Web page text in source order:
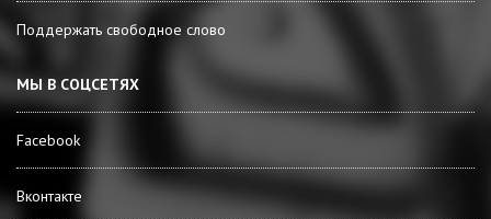
Поддержать свободное слово
МЫ В СОЦСЕТЯХ
Facebook
Вконтакте